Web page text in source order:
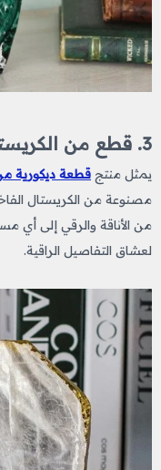
3. قطع من الكريستال
يمثل منتج قطعة ديكورية
مصنوعة من الكريستال
من الأناقة والرقي إلى أي
لعشاق التفاصيل الراقية.